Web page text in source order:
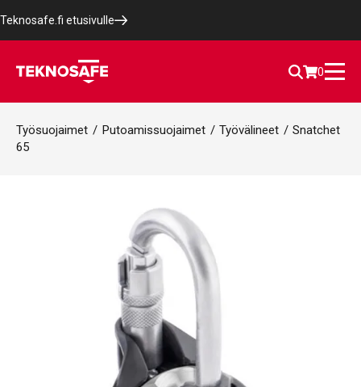
Teknosafe.fi etusivulle
0
Työsuojaimet / Putoamissuojaimet / Työvälineet / Snatchet
65